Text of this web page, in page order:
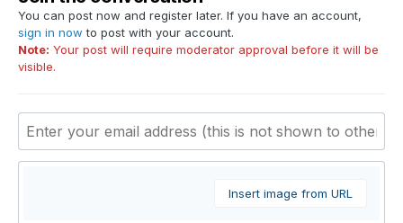
You can post now and register later. If you have an account,
sign in now to post with your account.
Note: Your post will require moderator approval before it will be
visible.
Insert image from URL